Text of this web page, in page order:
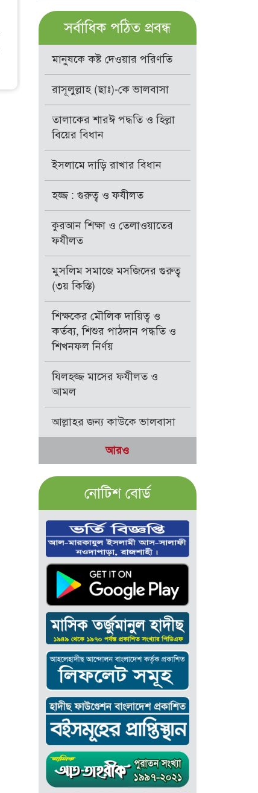
সর্বাধিক পঠিত প্রবন্ধ
মানুষকে কষ্ট দেওয়ার পরিণতি
রাসূলুল্লাহ (ছাঃ)-কে ভালবাসা
তালাকের শারঈ পদ্ধতি ও হিল্লা
বিয়ের বিধান
ইসলামে দাড়ি রাখার বিধান
হজ্জ : গুরুত্ব ও ফযীলত
কুরআন শিক্ষা ও তেলাওয়াতের
ফযীলত
মুসলিম সমাজে মসজিদের গুরুত্ব
(৩য় কিস্তি)
শিক্ষকের মৌলিক দায়িত্ব ও
কর্তব্য, শিশুর পাঠদান পদ্ধতি ও
শিখনফল নির্ণয়
যিলহজ্জ মাসের ফযীলত ও
আমল
আল্লাহর জন্য কাউকে ভালবাসা
আরও
নোটিশ বোর্ড